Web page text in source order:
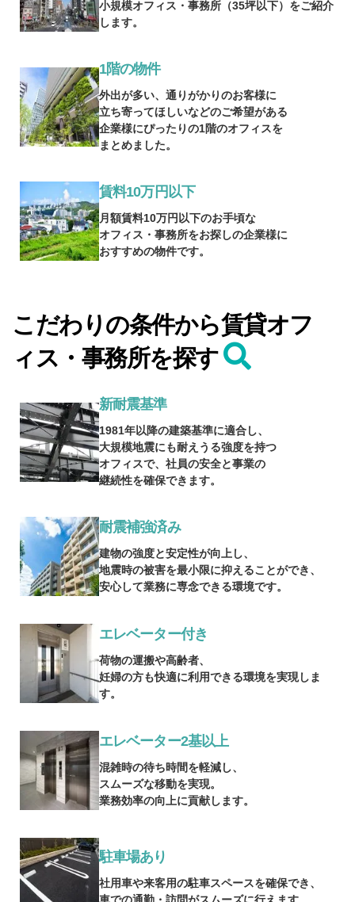
小規模オフィス・事務所（35坪以下）をご紹介
します。
1階の物件
外出が多い、通りがかりのお客様に
立ち寄ってほしいなどのご希望がある
企業様にぴったりの1階のオフィスを
まとめました。
賃料10万円以下
月額賃料10万円以下のお手頃な
オフィス・事務所をお探しの企業様に
おすすめの物件です。
こだわりの条件から賃貸オフ
ィス・事務所を探す
新耐震基準
1981年以降の建築基準に適合し、
大規模地震にも耐えうる強度を持つ
オフィスで、社員の安全と事業の
継続性を確保できます。
耐震補強済み
建物の強度と安定性が向上し、
地震時の被害を最小限に抑えることができ、
安心して業務に専念できる環境です。
エレベーター付き
荷物の運搬や高齢者、
妊婦の方も快適に利用できる環境を実現しま
す。
エレベーター2基以上
混雑時の待ち時間を軽減し、
スムーズな移動を実現。
業務効率の向上に貢献します。
駐車場あり
社用車や来客用の駐車スペースを確保でき、
車での通勤・訪問がスムーズに行えます